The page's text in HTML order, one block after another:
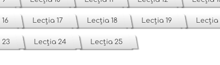
Lecția 17 Lecția 18 Lecția 19 Lecția
Lecția 24 Lecția 25